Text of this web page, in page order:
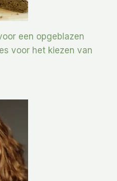
een opgeblazen
voor het kiezen van